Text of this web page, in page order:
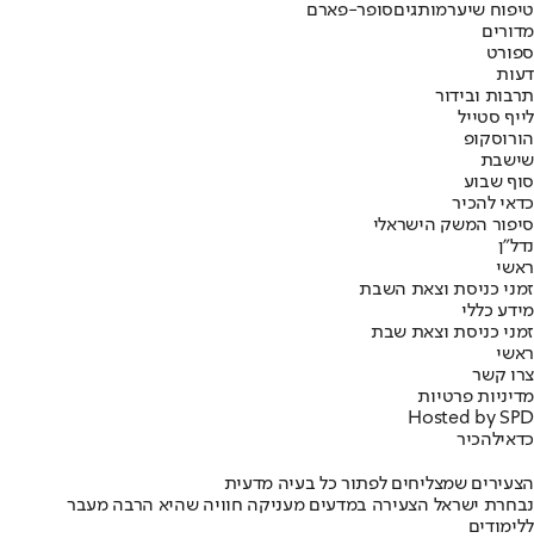
טיפוח שיערמותגיםסופר-פארם
מדורים
ספורט
דעות
תרבות ובידור
לייף סטייל
הורוסקופ
שישבת
סוף שבוע
כדאי להכיר
סיפור המשק הישראלי
נדל"ן
ראשי
זמני כניסת וצאת השבת
מידע כללי
זמני כניסת וצאת שבת
ראשי
צרו קשר
מדיניות פרטיות
Hosted by SPD
כדאילהכיר
הצעירים שמצליחים לפתור כל בעיה מדעית
נבחרת ישראל הצעירה במדעים מעניקה חוויה שהיא הרבה מעבר
ללימודים